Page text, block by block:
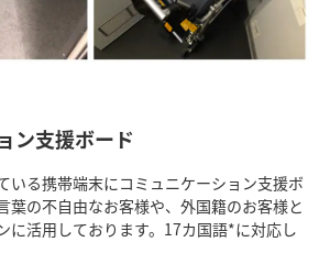
ン支援ボード
いる携帯端末にコミュニケーション支援ボ
葉の不自由なお客様や、外国籍のお客様と
に活用しております。17カ国語*に対応し